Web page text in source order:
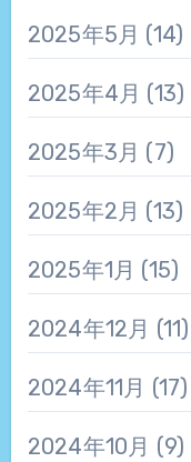
2025年5月 (14)
2025年4月 (13)
2025年3月 (7)
2025年2月 (13)
2025年1月 (15)
2024年12月 (11)
2024年11月 (17)
2024年10月 (9)